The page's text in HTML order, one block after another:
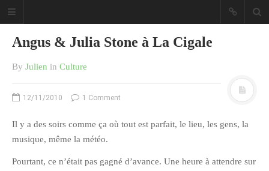
CATÉGORIES
Angus & Julia Stone à La Cigale
By Julien in Culture
12/11/2010 1 Comment
Il y a des soirs comme ça où tout est parfait, le lieu, les gens, la
musique, même la météo.
Pourtant, ce n’était pas gagné d’avance. Une heure à attendre sur